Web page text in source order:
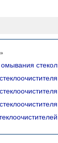
стекол